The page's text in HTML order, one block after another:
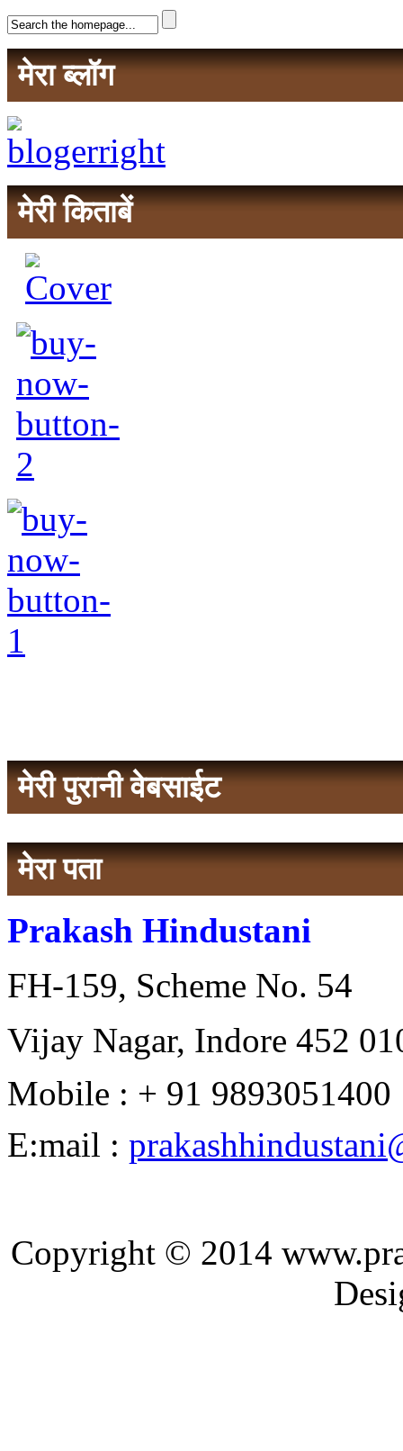
मेरा ब्लॉग
मेरी किताबें
मेरी पुरानी वेबसाईट
मेरा पता
Prakash Hindustani
FH-159, Scheme No. 54
Vijay Nagar, Indore 452
Mobile : + 91 9893051400
E:mail :
Copyright © 2014
Designed